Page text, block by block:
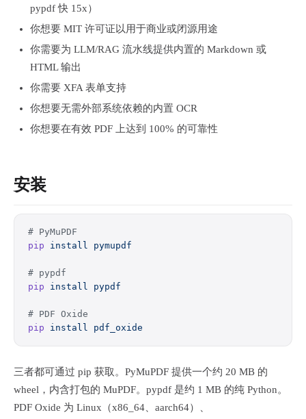
pypdf 快 15x）
你想要 MIT 许可证以用于商业或闭源用途
你需要为 LLM/RAG 流水线提供内置的 Markdown 或
HTML 输出
你需要 XFA 表单支持
你想要无需外部系统依赖的内置 OCR
你想要在有效 PDF 上达到 100% 的可靠性
安装
# PyMuPDF
pip install pymupdf
# pypdf
pip install pypdf
# PDF Oxide
pip install pdf_oxide
三者都可通过 pip 获取。PyMuPDF 提供一个约 20 MB 的
wheel，内含打包的 MuPDF。pypdf 是约 1 MB 的纯 Python。
PDF Oxide 为 Linux（x86_64、aarch64）、